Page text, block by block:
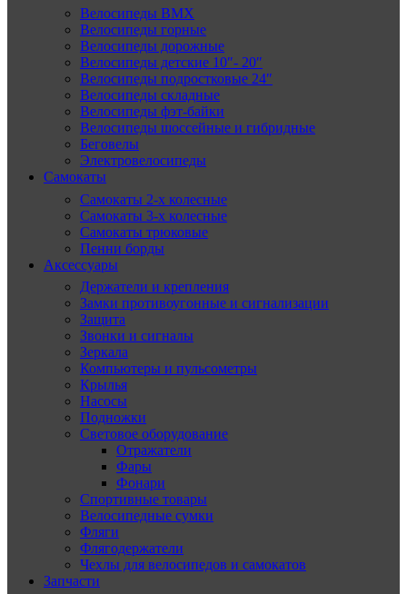
Велосипеды BMX
Велосипеды горные
Велосипеды дорожные
Велосипеды детские 10″- 20″
Велосипеды подростковые 24″
Велосипеды складные
Велосипеды фэт-байки
Велосипеды шоссейные и гибридные
Беговелы
Электровелосипеды
Самокаты
Самокаты 2-х колесные
Самокаты 3-х колесные
Самокаты трюковые
Пенни борды
Аксессуары
Держатели и крепления
Замки противоугонные и сигнализации
Защита
Звонки и сигналы
Зеркала
Компьютеры и пульсометры
Крылья
Насосы
Подножки
Световое оборудование
Отражатели
Фары
Фонари
Спортивные товары
Велосипедные сумки
Фляги
Флягодержатели
Чехлы для велосипедов и самокатов
Запчасти